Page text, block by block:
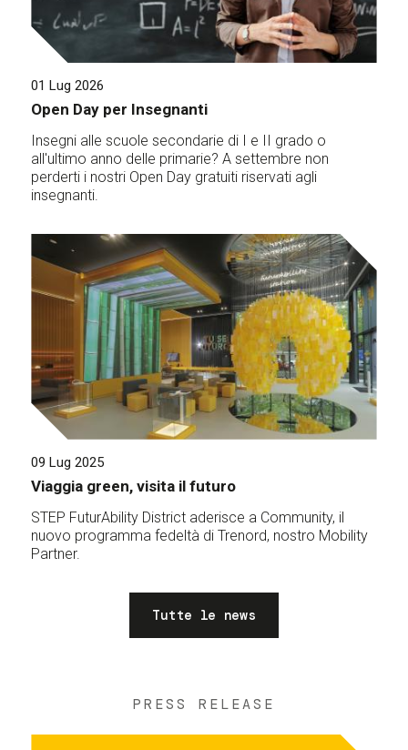
01 Lug 2026
Open Day per Insegnanti
Insegni alle scuole secondarie di I e II grado o
all'ultimo anno delle primarie? A settembre non
perderti i nostri Open Day gratuiti riservati agli
insegnanti.
09 Lug 2025
Viaggia green, visita il futuro
STEP FuturAbility District aderisce a Community, il
nuovo programma fedeltà di Trenord, nostro Mobility
Partner.
Tutte le news
PRESS RELEASE